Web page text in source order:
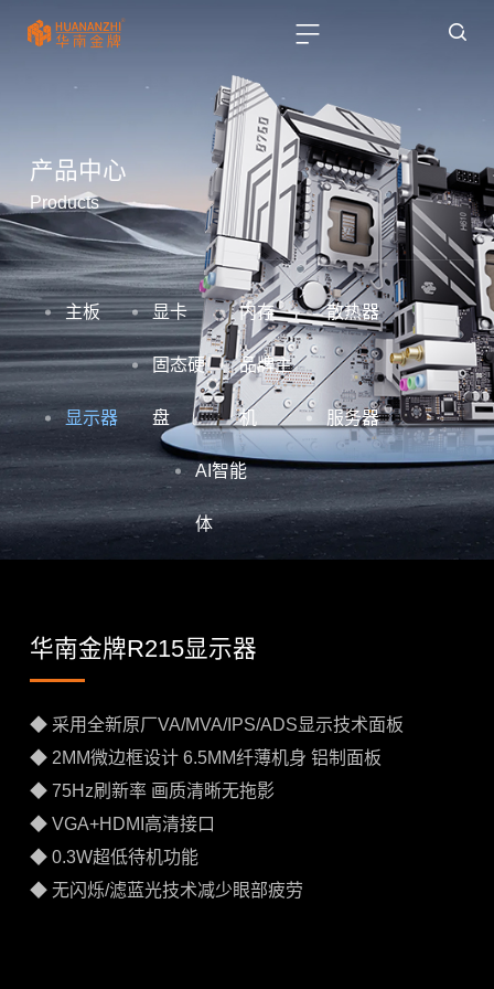
产品中心
Products
主板 显卡 内存 散热器
显示器
固态硬
盘
品牌主
机 服务器
AI智能
体
华南金牌R215显示器
◆ 采用全新原厂VA/MVA/IPS/ADS显示技术面板
◆ 2MM微边框设计 6.5MM纤薄机身 铝制面板
◆ 75Hz刷新率 画质清晰无拖影
◆ VGA+HDMI高清接口
◆ 0.3W超低待机功能
◆ 无闪烁/滤蓝光技术减少眼部疲劳